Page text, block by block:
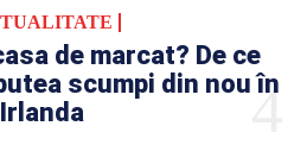
de marcat? De ce
scumpi din nou în
Irlanda